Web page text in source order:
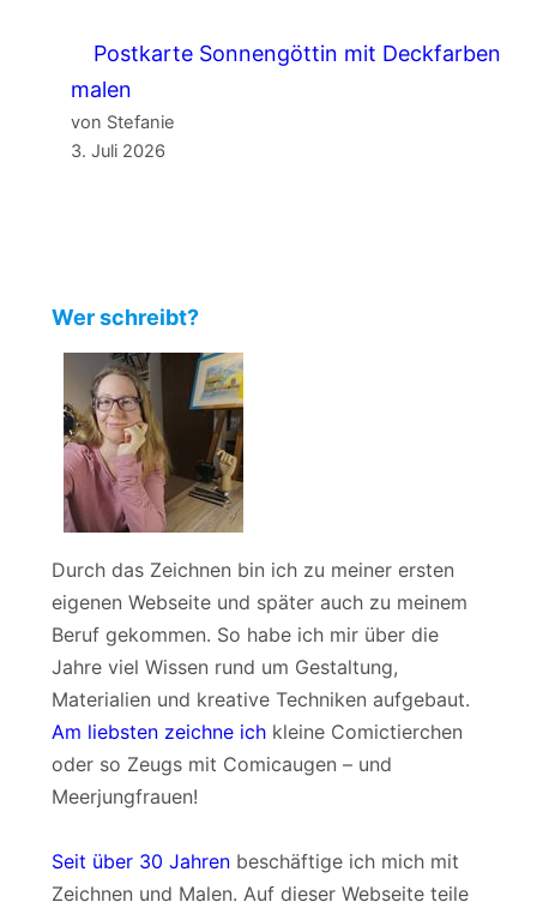
Postkarte Sonnengöttin mit Deckfarben
malen
von Stefanie
3. Juli 2026
Wer schreibt?
Durch das Zeichnen bin ich zu meiner ersten
eigenen Webseite und später auch zu meinem
Beruf gekommen. So habe ich mir über die
Jahre viel Wissen rund um Gestaltung,
Materialien und kreative Techniken aufgebaut.
Am liebsten zeichne ichkleine Comictierchen
oder so Zeugs mit Comicaugen – und
Meerjungfrauen!
Seit über 30 Jahrenbeschäftige ich mich mit
Zeichnen und Malen. Auf dieser Webseite teile